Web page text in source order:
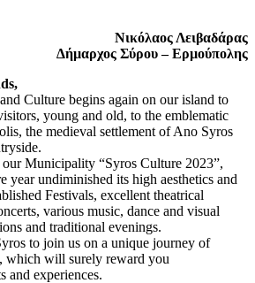
Νικόλαος Λειβαδάρας
∆ήµαρχος Σύρου – Ερµούπολης
Culture begins again on our island to
young and old, to the emblematic
the medieval settlement of Ano Syros
Municipality “Syros Culture 2023”,
year undiminished its high aesthetics and
Festivals, excellent theatrical
various music, dance and visual
and traditional evenings.
to join us on a unique journey of
which will surely reward you
and experiences.